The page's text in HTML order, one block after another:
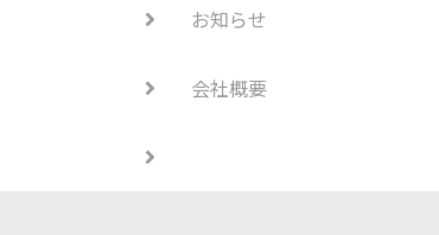
お知らせ
会社概要